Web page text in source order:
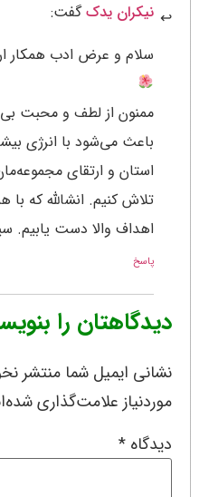
نیکران یدک گفت:
سلام و عرض ادب همکار
ممنون از لطف و محبت
باعث می‌شود با انرژی
استان و ارتقای
تلاش کنیم. انشالله که با
اهداف والا دست یابیم.
پاسخ
دیدگاهتان را
نشانی ایمیل شما منتشر
موردنیاز علامت‌گذاری
دیدگاه *